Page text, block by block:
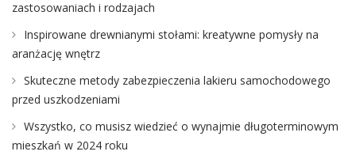
zastosowaniach i rodzajach
Inspirowane drewnianymi stołami: kreatywne pomysły na
aranżację wnętrz
Skuteczne metody zabezpieczenia lakieru samochodowego
przed uszkodzeniami
Wszystko, co musisz wiedzieć o wynajmie długoterminowym
mieszkań w 2024 roku